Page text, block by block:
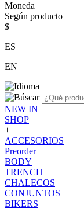
Moneda
Según producto
$
ES
EN
NEW IN
SHOP
+
ACCESORIOS
Preorder
BODY
TRENCH
CHALECOS
CONJUNTOS
BIKERS